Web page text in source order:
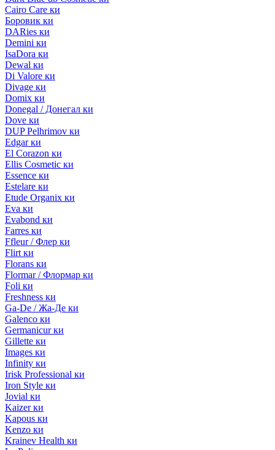
Cairo Care ки
Боровик ки
DARies ки
Demini ки
IsaDora ки
Dewal ки
Di Valore ки
Divage ки
Domix ки
Donegal / Донегал ки
Dove ки
DUP Pelhrimov ки
Edgar ки
El Corazon ки
Ellis Cosmetic ки
Essence ки
Estelare ки
Etude Organix ки
Eva ки
Evabond ки
Farres ки
Ffleur / Флер ки
Flirt ки
Florans ки
Flormar / Флормар ки
Foli ки
Freshness ки
Ga-De / Жа-Де ки
Galenco ки
Germanicur ки
Gillette ки
Images ки
Infinity ки
Irisk Professional ки
Iron Style ки
Jovial ки
Kaizer ки
Kapous ки
Kenzo ки
Krainev Health ки